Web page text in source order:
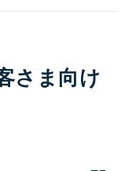
さま向け